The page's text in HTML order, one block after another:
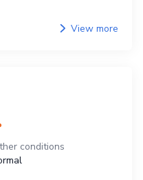
View more
conditions